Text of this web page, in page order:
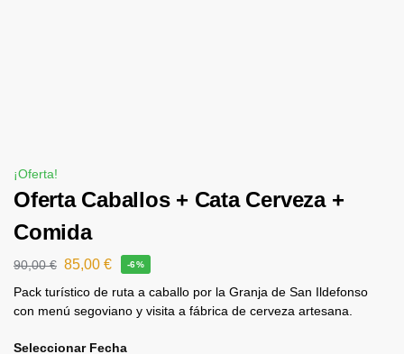
¡Oferta!
Oferta Caballos + Cata Cerveza +
Comida
90,00€ 85,00 € -6%
Pack turístico de ruta a caballo por la Granja de San Ildefonso
con menú segoviano y visita a fábrica de cerveza artesana.
Seleccionar Fecha